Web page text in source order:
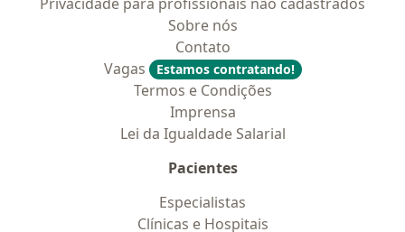
Sobre nós
Contato
Vagas
Estamos contratando!
Termos e Condições
Imprensa
Lei da Igualdade Salarial
Pacientes
Especialistas
Clínicas e Hospitais